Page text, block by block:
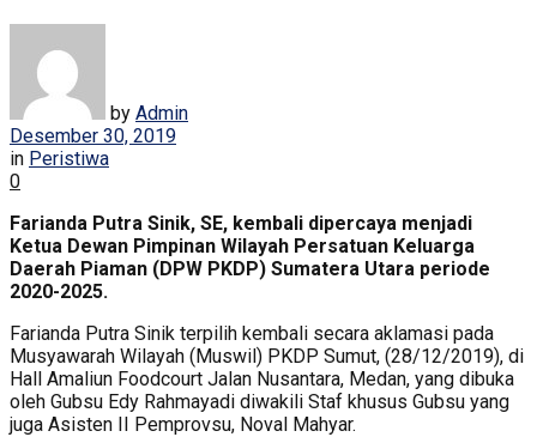
by Admin
Desember 30, 2019
in Peristiwa
0
Farianda Putra Sinik, SE, kembali dipercaya menjadi
Ketua Dewan Pimpinan Wilayah Persatuan Keluarga
Daerah Piaman (DPW PKDP) Sumatera Utara periode
2020-2025.
Farianda Putra Sinik terpilih kembali secara aklamasi pada
Musyawarah Wilayah (Muswil) PKDP Sumut, (28/12/2019), di
Hall Amaliun Foodcourt Jalan Nusantara, Medan, yang dibuka
oleh Gubsu Edy Rahmayadi diwakili Staf khusus Gubsu yang
juga Asisten II Pemprovsu, Noval Mahyar.